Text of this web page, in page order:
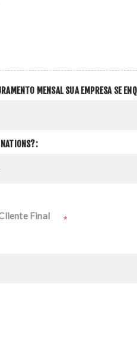
MENSAL SUA EMPRESA SE
NATIONS?:
Final *